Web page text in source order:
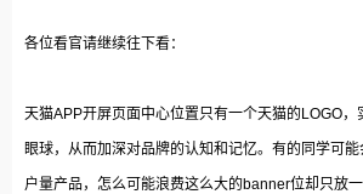
各位看官请继续往下看：
天猫APP开屏页面中心位置只有一个天猫的LOGO
眼球，从而加深对品牌的认知和记忆。有的同学可
户量产品，怎么可能浪费这么大的banner位却只放一